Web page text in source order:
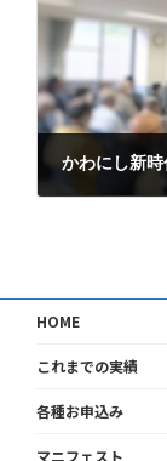
かわにし新
HOME
これまでの実績
各種お申込み
マニフェスト